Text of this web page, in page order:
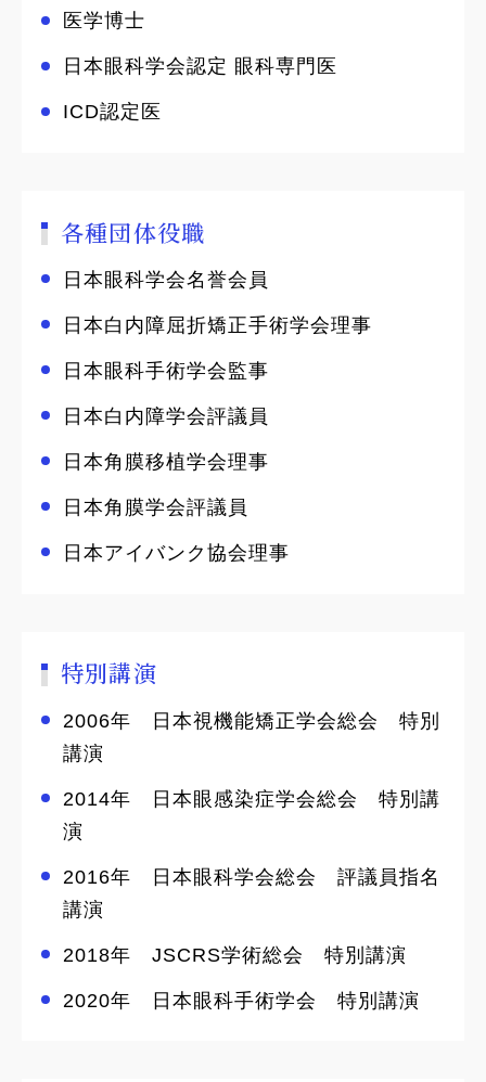
医学博士
日本眼科学会認定 眼科専門医
ICD認定医
各種団体役職
日本眼科学会名誉会員
日本白内障屈折矯正手術学会理事
日本眼科手術学会監事
日本白内障学会評議員
日本角膜移植学会理事
日本角膜学会評議員
日本アイバンク協会理事
特別講演
2006年 日本視機能矯正学会総会 特別
講演
2014年 日本眼感染症学会総会 特別講
演
2016年 日本眼科学会総会 評議員指名
講演
2018年 JSCRS学術総会 特別講演
2020年 日本眼科手術学会 特別講演